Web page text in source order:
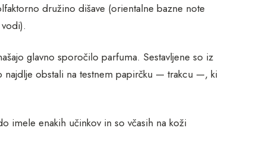
družino dišave (orientalne bazne note
glavno sporočilo parfuma. Sestavljene so iz
obstali na testnem papirčku — trakcu —, ki
imele enakih učinkov in so včasih na koži